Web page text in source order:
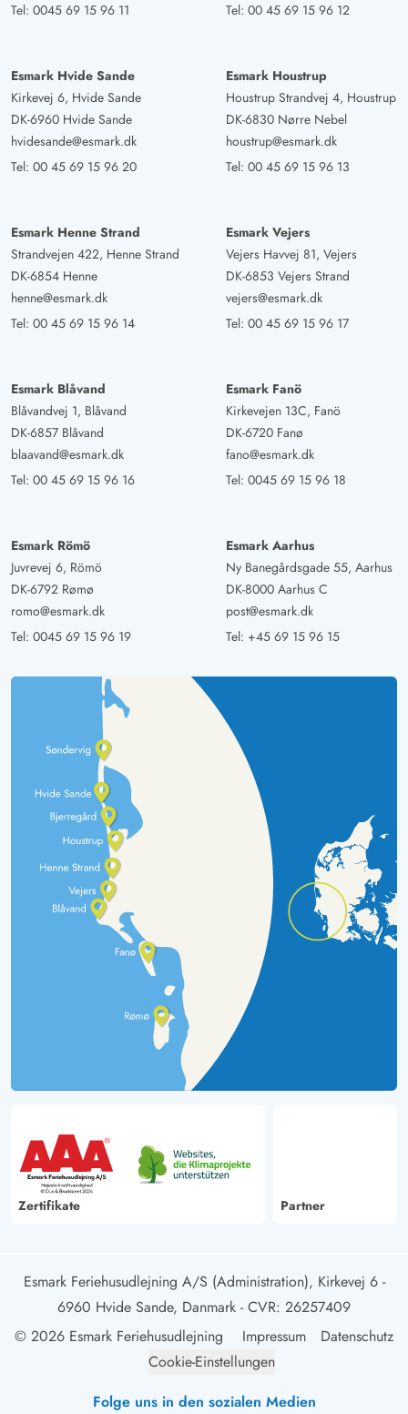
Tel: 0045 69 15 96 11
Tel: 00 45 69 15 96 12
Esmark Hvide Sande
Kirkevej 6, Hvide Sande
DK-6960 Hvide Sande
hvidesande@esmark.dk
Tel: 00 45 69 15 96 20
Esmark Houstrup
Houstrup Strandvej 4, Houstrup
DK-6830 Nørre Nebel
houstrup@esmark.dk
Tel: 00 45 69 15 96 13
Esmark Henne Strand
Strandvejen 422, Henne Strand
DK-6854 Henne
henne@esmark.dk
Tel: 00 45 69 15 96 14
Esmark Vejers
Vejers Havvej 81, Vejers
DK-6853 Vejers Strand
vejers@esmark.dk
Tel: 00 45 69 15 96 17
Esmark Blåvand
Blåvandvej 1, Blåvand
DK-6857 Blåvand
blaavand@esmark.dk
Tel: 00 45 69 15 96 16
Esmark Fanö
Kirkevejen 13C, Fanö
DK-6720 Fanø
fano@esmark.dk
Tel: 0045 69 15 96 18
Esmark Römö
Juvrevej 6, Römö
DK-6792 Rømø
romo@esmark.dk
Tel: 0045 69 15 96 19
Esmark Aarhus
Ny Banegårdsgade 55, Aarhus
DK-8000 Aarhus C
post@esmark.dk
Tel: +45 69 15 96 15
Zertifikate Partner
Esmark Feriehusudlejning A/S (Administration), Kirkevej 6 -
6960 Hvide Sande, Danmark - CVR: 26257409
© 2026 Esmark Feriehusudlejning
Impressum
Datenschutz
Cookie-Einstellungen
Folge uns in den sozialen Medien